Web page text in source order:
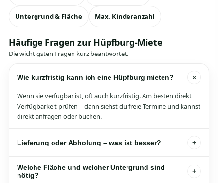
Untergrund & Fläche Max. Kinderanzahl
Häufige Fragen zur Hüpfburg-Miete
Die wichtigsten Fragen kurz beantwortet.
Wie kurzfristig kann ich eine Hüpfburg mieten? +
Wenn sie verfügbar ist, oft auch kurzfristig. Am besten direkt
Verfügbarkeit prüfen – dann siehst du freie Termine und kannst
direkt anfragen oder buchen.
Lieferung oder Abholung – was ist besser? +
Zeit für Auf- und Abbau hast. Lieferung ist ideal, wenn’s
Welche Fläche und welcher Untergrund sind
nötig?
+